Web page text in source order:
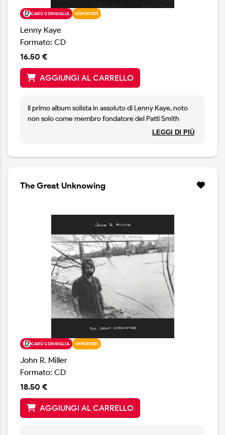
CARÙ CONSIGLIA IMPORTATI
Lenny Kaye
Formato: CD
16.50 €
AGGIUNGI AL CARRELLO
Il primo album solista in assoluto di Lenny Kaye, noto
non solo come membro fondatore del Patti Smith
Group e chitarrista di grande fama, ma anche come
solo le opere di Patti Smith ma anche quelle di altri
artisti, e dopo essersi dedicato alla diffusione della
attraverso le generazioni, all’età di 79 anni Lenny Kaye
pubblica finalmente il suo album solista di debutto. In
questo lavoro, Patti Smith ha collaborato con Lenny alla
composizione di “Solstice”, mentre in “Let’s Make a
Memory” partecipa il pianista jazz Matthew Shipp. In
“Pennsylvania Girls” suona il violino Tim Carbone dei
Railroad Earth, mentre l’arrangiamento degli archi del
brano di chiusura “Yes I Will” è a cura di David
Mansfield: un vero e proprio cast di ospiti d’eccezione.
LEGGI DI PIÙ
The Great Unknowing
CARÙ CONSIGLIA IMPORTATI
John R. Miller
Formato: CD
18.50 €
AGGIUNGI AL CARRELLO